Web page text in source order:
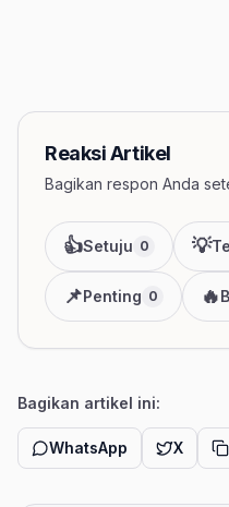
Reaksi Artikel
Bagikan respon Anda
👍Setuju 0 💡
📌Penting 0 🔥
Bagikan artikel ini:
WhatsApp X